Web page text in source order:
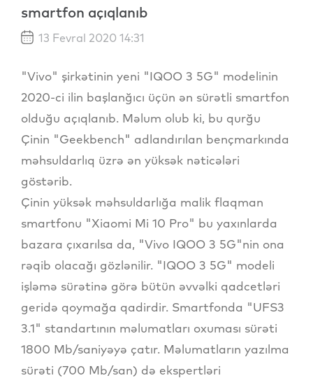
smartfon açıqlanıb
13 Fevral 2020 14:31
"Vivo" şirkətinin yeni "IQOO 3 5G" modelinin
2020-ci ilin başlanğıcı üçün ən sürətli smartfon
olduğu açıqlanıb. Məlum olub ki, bu qurğu
Çinin "Geekbench" adlandırılan bençmarkında
məhsuldarlıq üzrə ən yüksək nəticələri
göstərib.
Çinin yüksək məhsuldarlığa malik flaqman
smartfonu "Xiaomi Mi 10 Pro" bu yaxınlarda
bazara çıxarılsa da, "Vivo IQOO 3 5G"nin ona
rəqib olacağı gözlənilir. "IQOO 3 5G" modeli
işləmə sürətinə görə bütün əvvəlki qadcetləri
geridə qoymağa qadirdir. Smartfonda "UFS3
3.1" standartının məlumatları oxuması sürəti
1800 Mb/saniyəyə çatır. Məlumatların yazılma
sürəti (700 Mb/san) də ekspertləri